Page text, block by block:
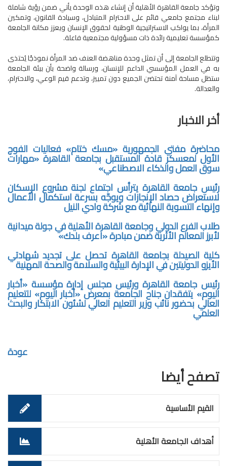
وتؤكد جامعة القاهرة الأهلية أن إنشاء هذه الوحدة يأتي ضمن رؤية شاملة
لبناء مجتمع جامعي قائم على الاحترام المتبادل، وسيادة القانون، وتمكين
المرأة، بما يواكب الاستراتيجية الوطنية لحقوق الإنسان ويعزز مكانة الجامعة
كمؤسسة تعليمية رائدة ذات مسؤولية مجتمعية فاعلة.
وتتطلع الجامعة إلى أن تمثل وحدة مناهضة العنف ضد المرأة نموذجًا يُحتذى
به في العمل المؤسسي الداعم للإنسان، ورسالة واضحة بأن بيئة الجامعة
ستظل مساحة آمنة تحتضن الجميع دون تمييز، وتدعم قيم الوعي، والاحترام،
والعدالة.
أخر الاخبار
محاضرة مفتي الجمهورية «مسك ختام» فعاليات الفوج
الأول لمعسكر قادة المستقبل بجامعة القاهرة «مهارات
سوق العمل والذكاء الاصطناعي»
رئيس جامعة القاهرة يترأس اجتماع لجنة مشروع الإسكان
لاستعراض حصاد الإنجازات ويوجّه بسرعة استكمال الأعمال
وإنهاء التسوية النهائية مع شركة وادي النيل
طلاب الفرع الدولي وجامعة القاهرة الأهلية في جولة ميدانية
لأبرز المعالم الأثرية ضمن مبادرة «اعرف بلدك»
كلية الصيدلة بجامعة القاهرة تحصل على تجديد شهادتي
الأيزو الدوليتين في الإدارة البيئية والسلامة والصحة المهنية
رئيس جامعة القاهرة ورئيس مجلس إدارة مؤسسة «أخبار
اليوم» يتفقدان جناح الجامعة بمعرض «أخبار اليوم» للتعليم
العالي بحضور نائب وزير التعليم العالي لشئون الابتكار والبحث
العلمي
عودة
تصفح أيضا
القيم الأساسية
أهداف الجامعة الأهلية